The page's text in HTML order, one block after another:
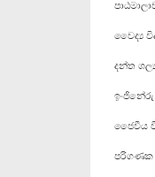
වෛද්‍ය
දන්ත ශල්‍ය
ඉංජිනේරු
ජෛවීය
පරිගණක